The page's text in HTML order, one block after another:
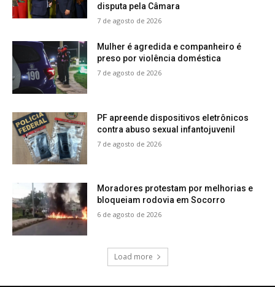
disputa pela Câmara
7 de agosto de 2026
Mulher é agredida e companheiro é
preso por violência doméstica
7 de agosto de 2026
PF apreende dispositivos eletrônicos
contra abuso sexual infantojuvenil
7 de agosto de 2026
Moradores protestam por melhorias e
bloqueiam rodovia em Socorro
6 de agosto de 2026
Load more